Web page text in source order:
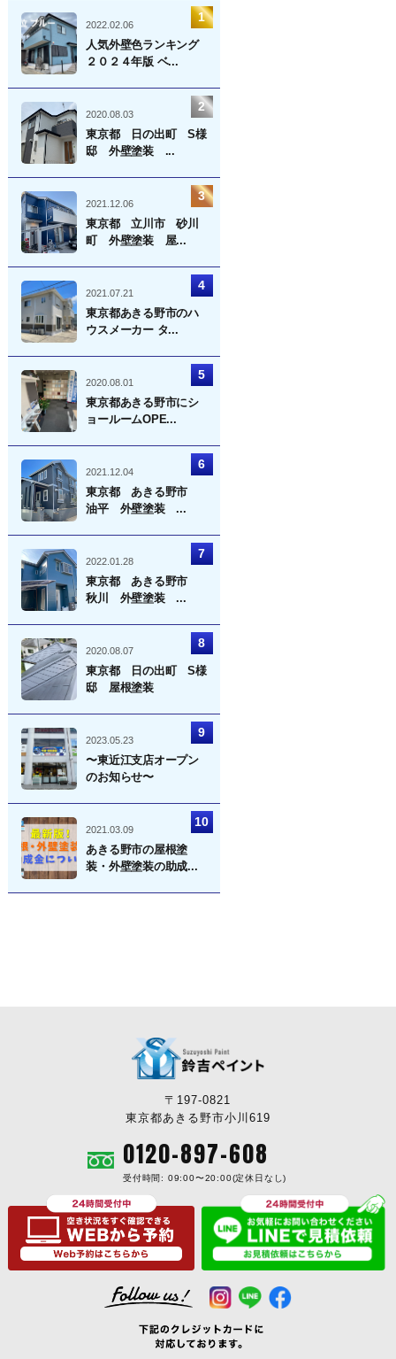
2022.02.06
人気外壁色ランキング
２０２４年版 ベ...
2020.08.03
東京都 日の出町 S様
邸 外壁塗装 ...
2021.12.06
東京都 立川市 砂川
町 外壁塗装 屋...
2021.07.21
東京都あきる野市のハ
ウスメーカー タ...
2020.08.01
東京都あきる野市にシ
ョールームOPE...
2021.12.04
東京都 あきる野市
油平 外壁塗装 ...
2022.01.28
東京都 あきる野市
秋川 外壁塗装 ...
2020.08.07
東京都 日の出町 S様
邸 屋根塗装
2023.05.23
〜東近江支店オープン
のお知らせ〜
2021.03.09
あきる野市の屋根塗
装・外壁塗装の助成...
〒197-0821
東京都あきる野市小川619
0120-897-608
受付時間: 09:00〜20:00(定休日なし)